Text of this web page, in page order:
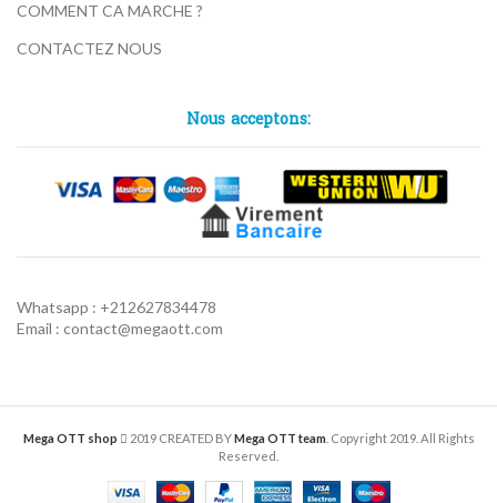
COMMENT CA MARCHE ?
CONTACTEZ NOUS
Nous acceptons:
Whatsapp : +212627834478
Email : contact@megaott.com
Mega OTT shop 2019 CREATED BYMega OTT team . Copyright 2019. All Rights
Reserved.